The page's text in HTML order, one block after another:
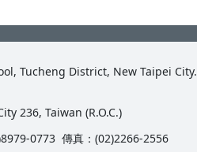
Tucheng District, New Taipei City.
236, Taiwan (R.O.C.)
0773 傳真：(02)2266-2556